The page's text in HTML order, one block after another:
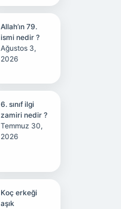
Allah’ın 79.
ismi nedir ?
Ağustos 3,
2026
6. sınıf ilgi
zamiri nedir ?
Temmuz 30,
2026
Koç erkeği
aşık